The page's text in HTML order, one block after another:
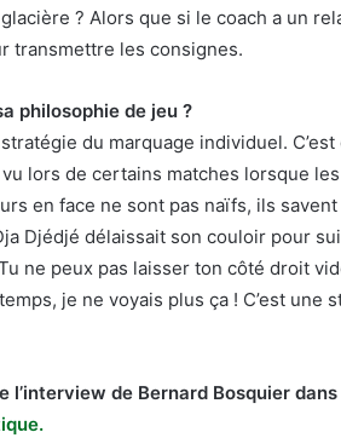
? Alors que si le coach a un
transmettre les consignes.
philosophie de jeu ?
du marquage individuel.
vu lors de certains matches lorsque
en face ne sont pas naïfs, ils
Djédjé délaissait son couloir pour
ne peux pas laisser ton côté droit
je ne voyais plus ça ! C’est une
l’interview de Bernard Bosquier